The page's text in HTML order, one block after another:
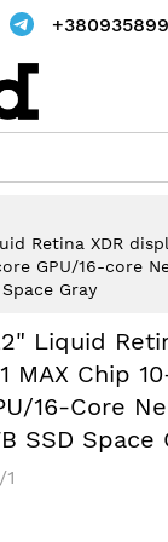
Retina XDR
GPU/16-core
Gray
Liquid
MAX Chip
16-Core
SSD Space